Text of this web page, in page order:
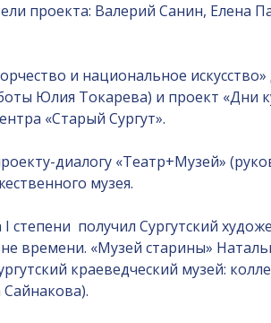
проекта: Валерий Санин, Елена
и национальное
Юлия Токарева) и проект «Дни
«Старый Сургут».
диалогу «Театр+Музей»
музея.
получил Сургутский
времени. «Музей старины»
краеведческий музей: